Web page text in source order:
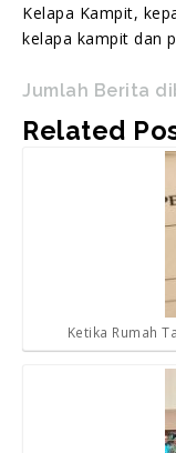
Kelapa Kampit,
kelapa kampit dan
Jumlah Berita
Related
Ketika Rumah